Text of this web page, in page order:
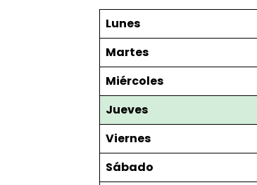
Lunes
Martes
Miércoles
Jueves
Viernes
Sábado